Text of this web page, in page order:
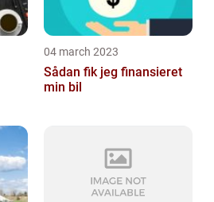
04 march 2023
Sådan fik jeg finansieret
min bil